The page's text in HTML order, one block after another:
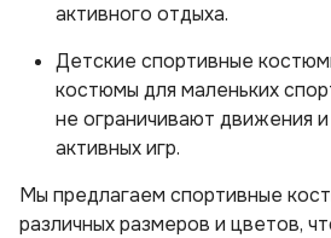
активного отдыха.
Детские спортивные
костюмы для маленьких
не ограничивают движения
активных игр.
Мы предлагаем спортивные
различных размеров и цветов,